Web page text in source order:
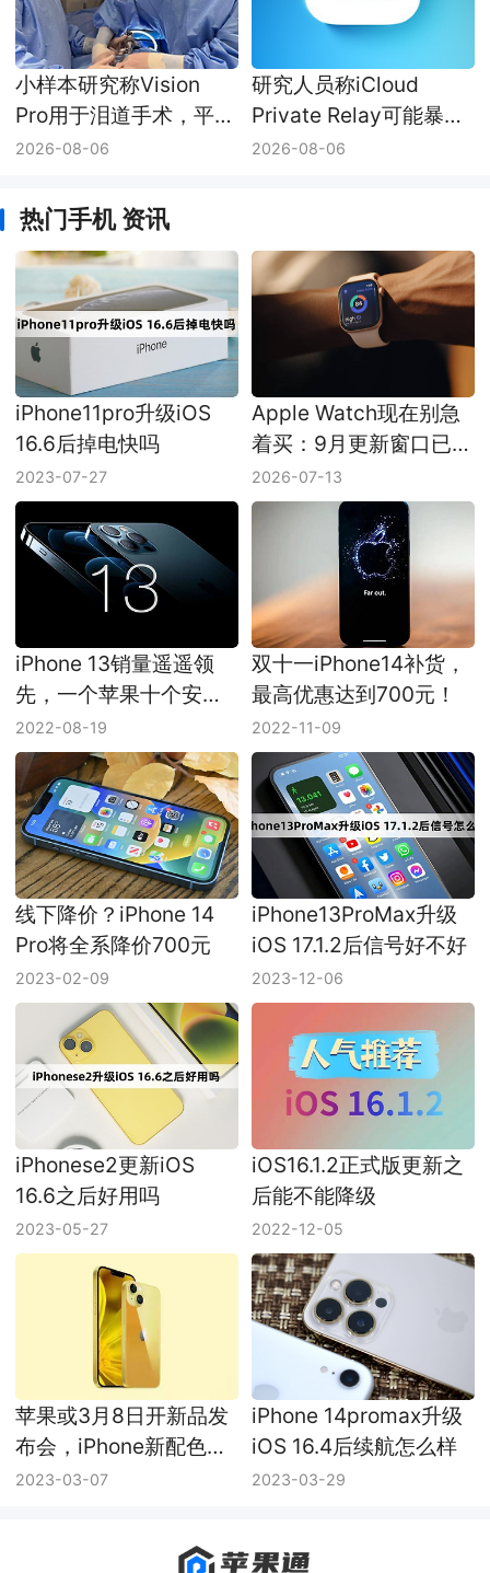
小样本研究称Vision
Pro用于泪道手术，平均
耗时少了8分钟
2026-08-06
研究人员称iCloud
Private Relay可能暴露
真实IP，Apple尚未回应
2026-08-06
热门手机 资讯
iPhone11pro升级iOS
16.6后掉电快吗
2023-07-27
Apple Watch现在别急
着买：9月更新窗口已经
压到眼前
2026-07-13
iPhone 13销量遥遥领
先，一个苹果十个安
卓！
2022-08-19
双十一iPhone14补货，
最高优惠达到700元！
2022-11-09
线下降价？iPhone 14
Pro将全系降价700元
2023-02-09
iPhone13ProMax升级
iOS 17.1.2后信号好不好
2023-12-06
iPhonese2更新iOS
16.6之后好用吗
2023-05-27
iOS16.1.2正式版更新之
后能不能降级
2022-12-05
苹果或3月8日开新品发
布会，iPhone新配色成
主角
2023-03-07
iPhone 14promax升级
iOS 16.4后续航怎么样
2023-03-29